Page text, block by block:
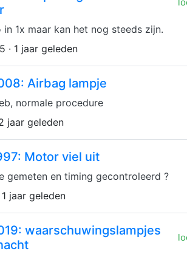
1x maar kan het nog steeds zijn.
· 1 jaar geleden
Airbag lampje
normale procedure
jaar geleden
Motor viel uit
gemeten en timing gecontroleerd ?
jaar geleden
waarschuwingslampjes